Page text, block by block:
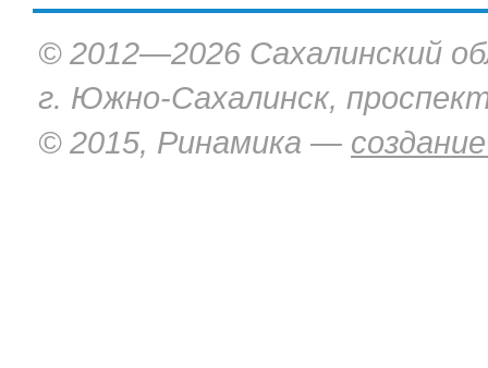
© 2012—2026 Сахалинский
г. Южно-Сахалинск,
© 2015, Ринамика —